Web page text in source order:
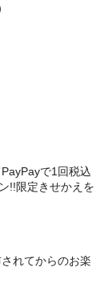
で1回税込
!!限定きせかえを
れてからのお楽